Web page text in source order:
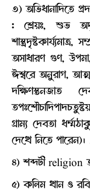
৩) অভিধানাদিতে
: শ্রেয়ঃ, শুভ
শাস্ত্রদৃষ্টকার্য্যমাত্র,
অসাধারণ গুণ,
ঈশ্বরে অনুরাগ,
দক্ষিণস্তনজাত
গ্রাম্য দেবতা
দেখে নিতে
৪) শব্দটী religion
৫) কলিম খান ও রবি